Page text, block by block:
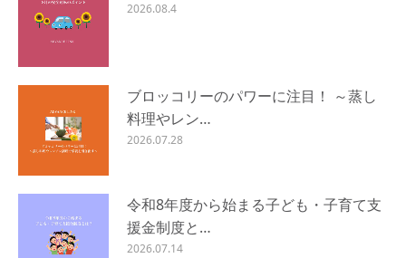
2026.08.4
ブロッコリーのパワーに注目！ ～蒸し
料理やレン…
2026.07.28
令和8年度から始まる子ども・子育て支
援金制度と…
2026.07.14